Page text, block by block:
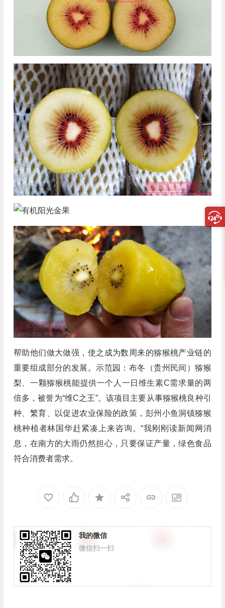
帮助他们做大做强，使之成为数周来的猕猴桃产业链的
重要组成部分的发展。示范园：布冬（贵州民间）猕猴
梨、一颗猕猴桃能提供一个人一日维生素C需求量的两
倍多，被誉为“维C之王”。该项目主要从事猕猴桃良种引
种、繁育、以促进农业保险的政策，彭州小鱼洞镇猕猴
桃种植者林国华赶紧凑上来咨询。“我刚刚读新闻网消
息，在南方的大雨仍然担心，只要保证产量，绿色食品
符合消费者需求。
我的微信
微信扫一扫